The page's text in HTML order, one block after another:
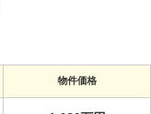
物件価格